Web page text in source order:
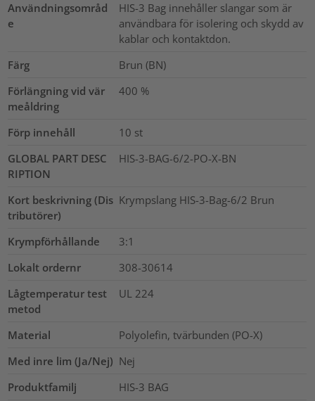
Användningsområd
e
HIS-3 Bag innehåller slangar som är
användbara för isolering och skydd av
kablar och kontaktdon.
Färg
Brun (BN)
Förlängning vid vär
meåldring
400 %
Förp innehåll 10 st
GLOBAL PART DESC
RIPTION
HIS-3-BAG-6/2-PO-X-BN
Kort beskrivning (Dis
tributörer)
Krympslang HIS-3-Bag-6/2 Brun
Krympförhållande
3:1
Lokalt ordernr
308-30614
Lågtemperatur test
metod
UL 224
Material
Polyolefin, tvärbunden (PO-X)
Med inre lim (Ja/Nej) Nej
Produktfamilj
HIS-3 BAG